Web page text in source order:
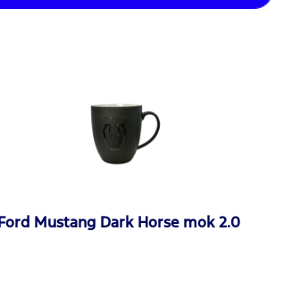
Mustang Dark Horse mok 2.0